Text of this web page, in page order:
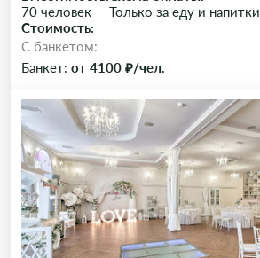
70 человек
Только за еду и напитки
Стоимость:
C банкетом:
Банкет: от 4100 ₽/чел.